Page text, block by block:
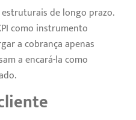
de longo prazo.
como instrumento
a cobrança apenas
a encará-la como